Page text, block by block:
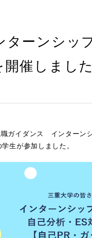
ーンシッ
催しました
ガイダンス インターン
生が参加しました。